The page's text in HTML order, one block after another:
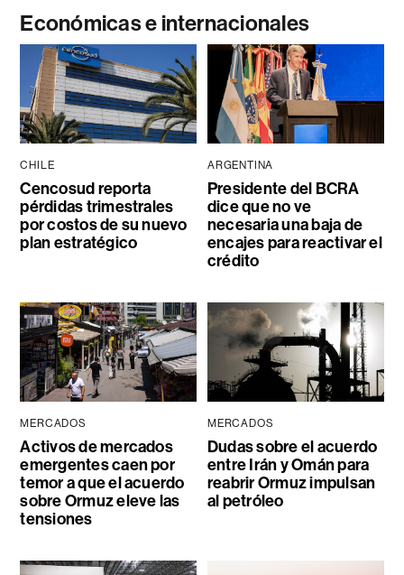
Económicas e internacionales
CHILE
Cencosud reporta
pérdidas trimestrales
por costos de su nuevo
plan estratégico
ARGENTINA
Presidente del BCRA
dice que no ve
necesaria una baja de
encajes para reactivar el
crédito
MERCADOS
Activos de mercados
emergentes caen por
temor a que el acuerdo
sobre Ormuz eleve las
tensiones
MERCADOS
Dudas sobre el acuerdo
entre Irán y Omán para
reabrir Ormuz impulsan
al petróleo